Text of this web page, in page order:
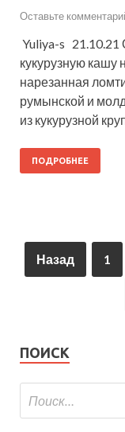
Оставьте
Yuliya-s 21.10.21
кукурузную
нарезанная
румынской и
из кукурузной
ПОДРОБНЕЕ
Назад 1
ПОИСК